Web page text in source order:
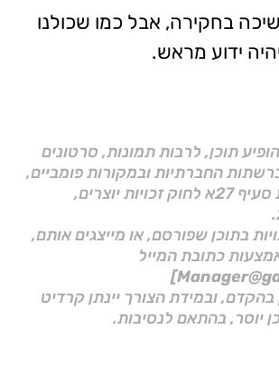
בחקירה, אבל כמו שכולנו
ידוע מראש.
תוכן, לרבות תמונות, סרטונים
החברתיות ובמקורות פומביים,
בהתאם להוראות סעיף 27א לחוק זכויות יוצרים,
בתוכן שפורסם, או מייצגים אותם,
כתובת המייל
בהקדם, ובמידת הצורך יינתן קרדיט
יוסר, בהתאם לנסיבות.